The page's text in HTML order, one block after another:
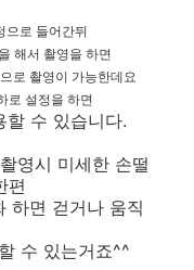
으로 들어간뒤
해서 촬영을 하면
로 촬영이 가능한데요
로 설정을 하면
할 수 있습니다.
영시 미세한 손떨
편
하면 걷거나 움직
수 있는거죠^^